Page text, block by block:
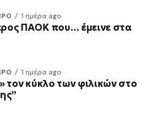
1 ημέρα ago
ΠΑΟΚ που… έμεινε στα
1 ημέρα ago
τον κύκλο των φιλικών στο